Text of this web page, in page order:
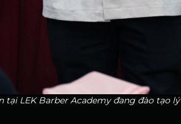
tại LEK Barber Academy đang đào tạo